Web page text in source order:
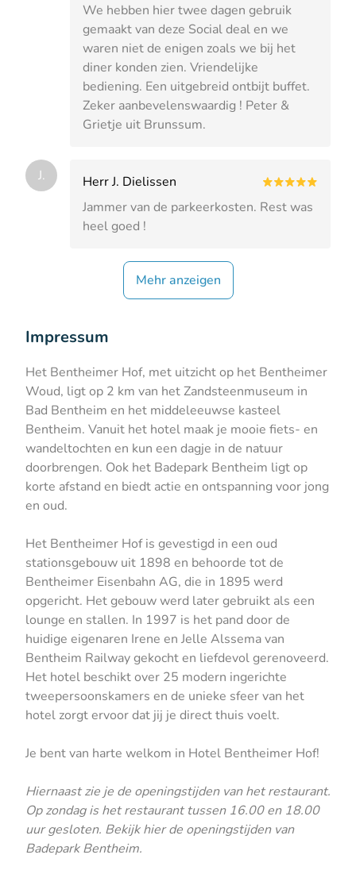
We hebben hier twee dagen gebruik
gemaakt van deze Social deal en we
waren niet de enigen zoals we bij het
diner konden zien. Vriendelijke
bediening. Een uitgebreid ontbijt buffet.
Zeker aanbevelenswaardig ! Peter &
Grietje uit Brunssum.
J.
Herr J. Dielissen
Jammer van de parkeerkosten. Rest was
heel goed !
Mehr anzeigen
Impressum
Het Bentheimer Hof, met uitzicht op het Bentheimer
Woud, ligt op 2 km van het Zandsteenmuseum in
Bad Bentheim en het middeleeuwse kasteel
Bentheim. Vanuit het hotel maak je mooie fiets- en
wandeltochten en kun een dagje in de natuur
doorbrengen. Ook het Badepark Bentheim ligt op
korte afstand en biedt actie en ontspanning voor jong
en oud.
Het Bentheimer Hof is gevestigd in een oud
stationsgebouw uit 1898 en behoorde tot de
Bentheimer Eisenbahn AG, die in 1895 werd
opgericht. Het gebouw werd later gebruikt als een
lounge en stallen. In 1997 is het pand door de
huidige eigenaren Irene en Jelle Alssema van
Bentheim Railway gekocht en liefdevol gerenoveerd.
Het hotel beschikt over 25 modern ingerichte
tweepersoonskamers en de unieke sfeer van het
hotel zorgt ervoor dat jij je direct thuis voelt.
Je bent van harte welkom in Hotel Bentheimer Hof!
Hiernaast zie je de openingstijden van het restaurant.
Op zondag is het restaurant tussen 16.00 en 18.00
uur gesloten. Bekijkhierde openingstijden van
Badepark Bentheim.